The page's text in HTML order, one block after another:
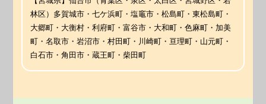
林区）多賀城市・七ケ浜町・塩竈市・松島町・東松島町・
大郷町・大衡村・利府町・富谷市・大和町・色麻町・加美
町・名取市・岩沼市・村田町・川崎町・亘理町・山元町・
白石市・角田市・蔵王町・柴田町